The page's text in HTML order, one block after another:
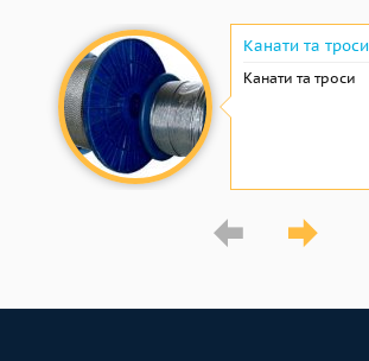
Канати та троси
Канати та троси